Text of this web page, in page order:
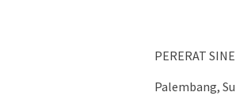
PERERAT
Palembang,